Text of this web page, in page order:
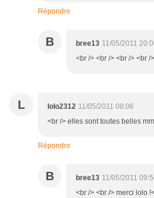
Répondre
B bree13 11/05/2011
<br /> <br /> <br /> <br /
L lolo2312 11/05/2011 08:06
<br /> elles sont toutes belles
Répondre
B bree13 11/05/2011
<br /> <br /> merci lolo